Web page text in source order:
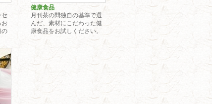
セ
お
の
健康食品
月刊茶の間独自の基準で選
んだ、素材にこだわった健
康食品をお試しください。